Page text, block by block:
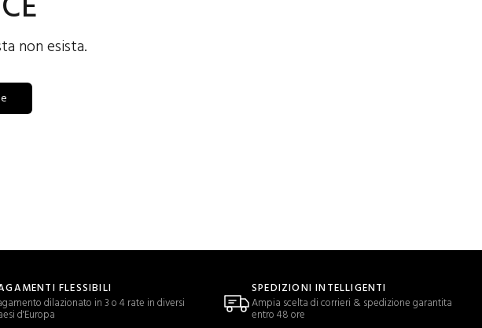
non esista.
FLESSIBILI
dilazionato in 3 o 4 rate in diversi
d'Europa
SPEDIZIONI INTELLIGENTI
Ampia scelta di corrieri & spedizione garantita
entro 48 ore